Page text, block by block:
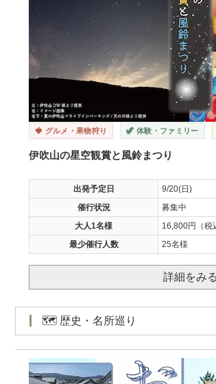
🍓 グルメ・果物狩り 🦖 体験・ファミリー
伊吹山の星空観賞と風鈴まつり
出発予定日
9/20(日)
催行状況
募集中
大人1名様
16,800円（税
最少催行人数
25名様
詳細をみる
🗺️ 歴史・名所巡り